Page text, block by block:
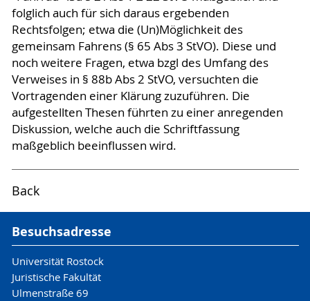
folglich auch für sich daraus ergebenden
Rechtsfolgen; etwa die (Un)Möglichkeit des
gemeinsam Fahrens (§ 65 Abs 3 StVO). Diese und
noch weitere Fragen, etwa bzgl des Umfang des
Verweises in § 88b Abs 2 StVO, versuchten die
Vortragenden einer Klärung zuzuführen. Die
aufgestellten Thesen führten zu einer anregenden
Diskussion, welche auch die Schriftfassung
maßgeblich beeinflussen wird.
Back
Besuchsadresse
Universität Rostock
Juristische Fakultät
Ulmenstraße 69